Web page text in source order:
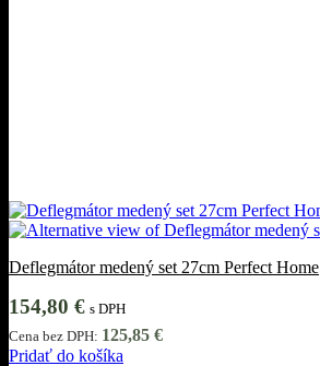
Deflegmátor medený set 27cm Perfect Home
154,80 € s DPH
Cena bez DPH: 125,85 €
Pridať do košíka